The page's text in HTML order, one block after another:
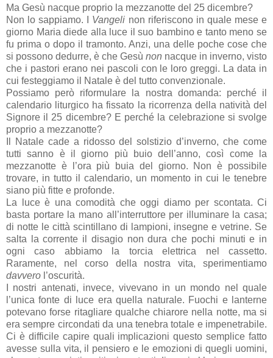
Ma Gesù nacque proprio la mezzanotte del 25 dicembre?
Non lo sappiamo. I Vangeli non riferiscono in quale mese e
giorno Maria diede alla luce il suo bambino e tanto meno se
fu prima o dopo il tramonto. Anzi, una delle poche cose che
si possono dedurre, è che Gesù non nacque in inverno, visto
che i pastori erano nei pascoli con le loro greggi. La data in
cui festeggiamo il Natale è del tutto convenzionale.
Possiamo però riformulare la nostra domanda: perché il
calendario liturgico ha fissato la ricorrenza della natività del
Signore il 25 dicembre? E perché la celebrazione si svolge
proprio a mezzanotte?
Il Natale cade a ridosso del solstizio d’inverno, che come
tutti sanno è il giorno più buio dell’anno, così come la
mezzanotte è l’ora più buia del giorno. Non è possibile
trovare, in tutto il calendario, un momento in cui le tenebre
siano più fitte e profonde.
La luce è una comodità che oggi diamo per scontata. Ci
basta portare la mano all’interruttore per illuminare la casa;
di notte le città scintillano di lampioni, insegne e vetrine. Se
salta la corrente il disagio non dura che pochi minuti e in
ogni caso abbiamo la torcia elettrica nel cassetto.
Raramente, nel corso della nostra vita, sperimentiamo
davvero l’oscurità.
I nostri antenati, invece, vivevano in un mondo nel quale
l’unica fonte di luce era quella naturale. Fuochi e lanterne
potevano forse ritagliare qualche chiarore nella notte, ma si
era sempre circondati da una tenebra totale e impenetrabile.
Ci è difficile capire quali implicazioni questo semplice fatto
avesse sulla vita, il pensiero e le emozioni di quegli uomini,